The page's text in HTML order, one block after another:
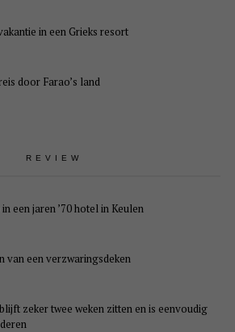
in een Grieks resort
door Farao’s land
REVIEW
een jaren ’70 hotel in Keulen
van een verzwaringsdeken
zeker twee weken zitten en is eenvoudig